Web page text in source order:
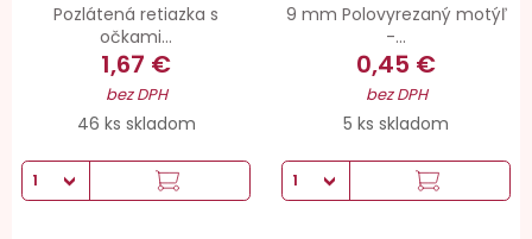
Pozlátená retiazka s
očkami...
1,67 €
bez DPH
46 ks skladom
9 mm Polovyrezaný motýľ
-...
0,45 €
bez DPH
5 ks skladom